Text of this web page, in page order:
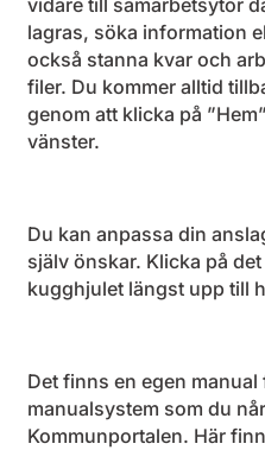
vidare till samarbetsytor
lagras, söka information
också stanna kvar och
filer. Du kommer alltid
genom att klicka på
vänster.
Du kan anpassa din
själv önskar. Klicka på det
kugghjulet längst upp till
Det finns en egen
manualsystem som du
Kommunportalen. Här